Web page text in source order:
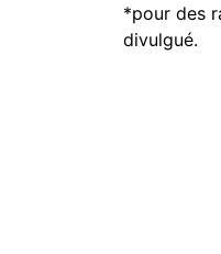
*pour des
divulgué.